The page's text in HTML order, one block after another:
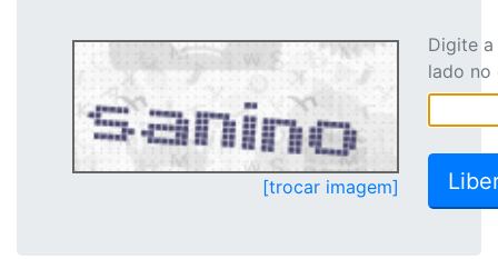
[trocar imagem]
Digite
lado no